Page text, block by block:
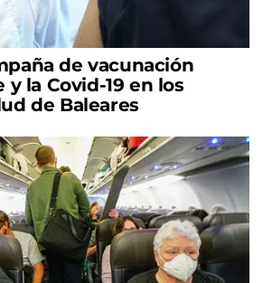
de vacunación
la Covid-19 en los
de Baleares